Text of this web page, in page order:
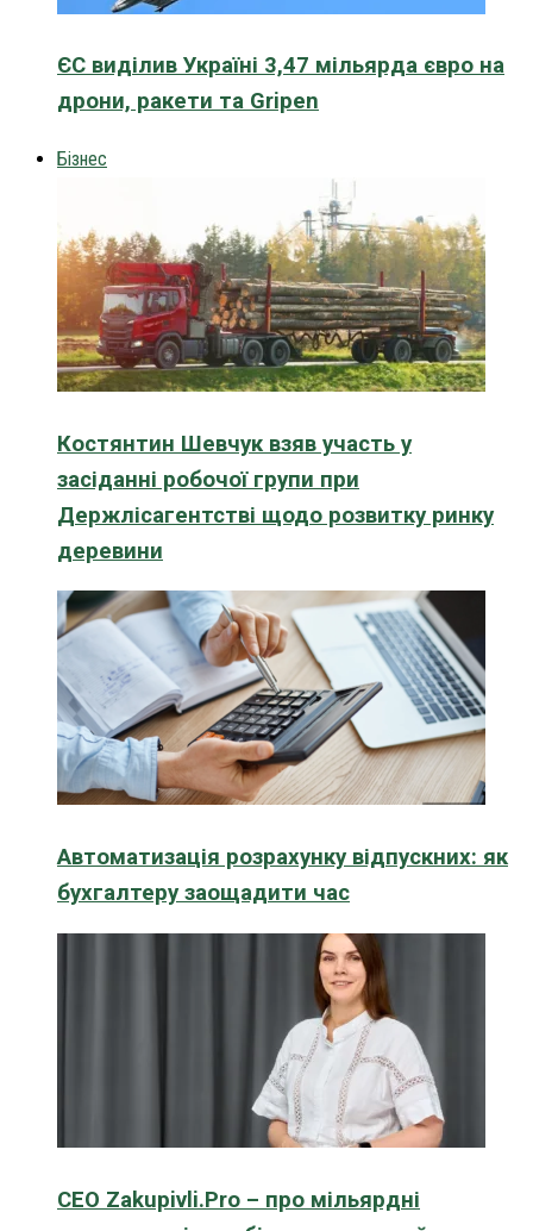
ЄС виділив Україні 3,47 мільярда євро на
дрони, ракети та Gripen
Бізнес
Костянтин Шевчук взяв участь у
засіданні робочої групи при
Держлісагентстві щодо розвитку ринку
деревини
Автоматизація розрахунку відпускних: як
бухгалтеру заощадити час
CEO Zakupivli.Pro – про мільярдні